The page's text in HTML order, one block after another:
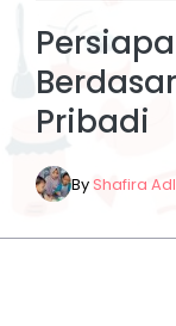
Pribadi
ByShafira